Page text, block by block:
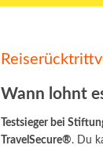
Wann lohnt
Testsieger bei
TravelSecure®. Du